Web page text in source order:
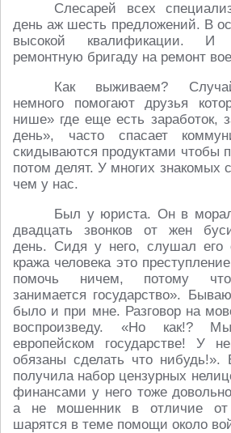
Слесарей всех
день аж шесть предложений. В
высокой квалификации. И
ремонтную бригаду на ремонт
Как выживаем?
немного помогают друзья
нише» где еще есть заработок,
день», часто спасает
скидываются продуктами чтобы
потом делят. У многих знакомых
чем у нас.
Был у юриста. Он в
двадцать звонков от жен
день. Сидя у него, слушал его
кража человека это
помочь ничем, потому что
занимается государство».
было и при мне. Разговор на
воспроизведу. «Но
европейском государстве! У
обязаны сделать что нибудь!».
получила набор цензурных
финансами у него тоже
а не мошенник в отличие от
шарятся в теме помощи около